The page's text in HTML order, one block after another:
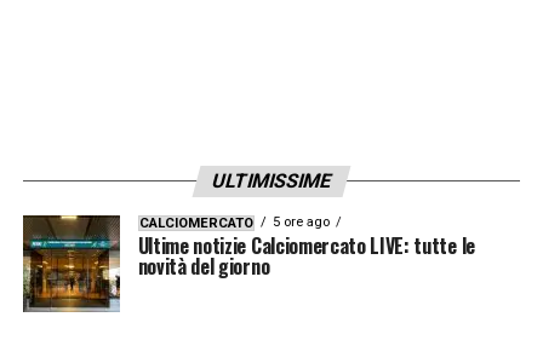
ULTIMISSIME
CALCIOMERCATO 5 ore ago
Ultime notizie Calciomercato LIVE: tutte le
novità del giorno